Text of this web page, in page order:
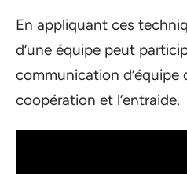
En appliquant ces
d’une équipe peut
communication d’équipe
coopération et l’entraide.